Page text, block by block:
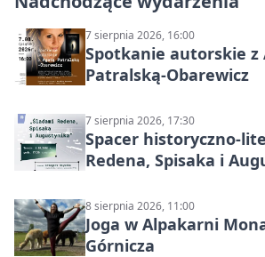
7 sierpnia 2026, 16:00
Spotkanie autorskie z
Patralską-Obarewicz
7 sierpnia 2026, 17:30
Spacer historyczno-
Redena, Spisaka i
8 sierpnia 2026, 11:00
Joga w Alpakarni
Górnicza